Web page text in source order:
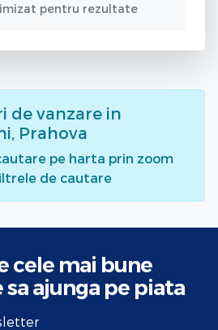
pentru rezultate
de vanzare in
Prahova
pe harta prin zoom
de cautare
cele mai bune
ajunga pe piata